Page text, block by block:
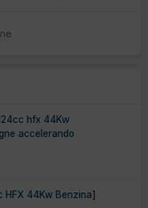
hfx 44Kw
accelerando
HFX 44Kw Benzina]